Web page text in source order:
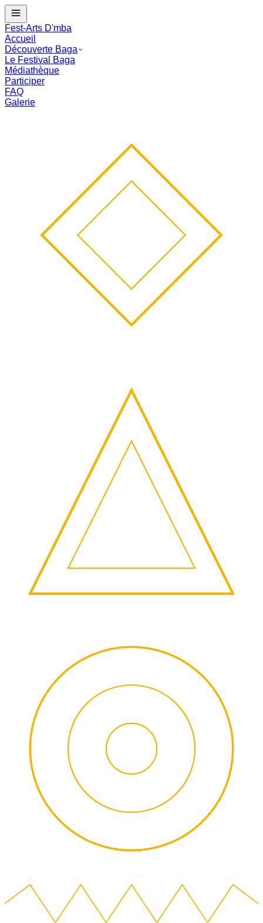
J - --
Le Festival Baga commence dans :
Fest-Arts D'mba
Accueil
Découverte Baga
Le Festival Baga
Médiathèque
Participer
FAQ
Galerie